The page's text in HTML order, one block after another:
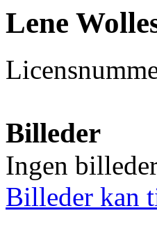
Lene
Billeder
Ingen
Billeder kan